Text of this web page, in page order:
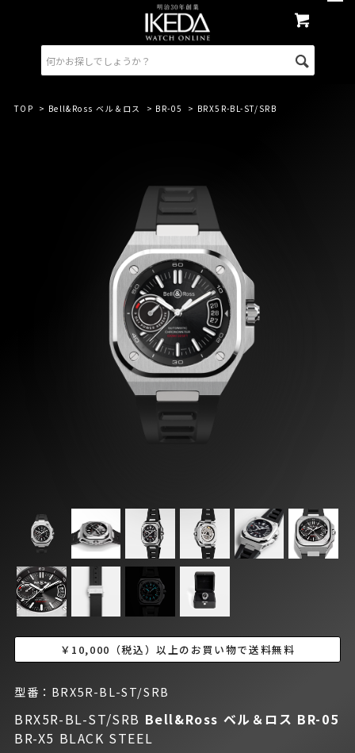
TOP > Bell&Ross ベル＆ロス > BR-05 > BRX5R-BL-ST/SRB
￥10,000（税込）以上のお買い物で送料無料
型番：BRX5R-BL-ST/SRB
BRX5R-BL-ST/SRB Bell&Ross ベル＆ロス BR-05
BR-X5 BLACK STEEL